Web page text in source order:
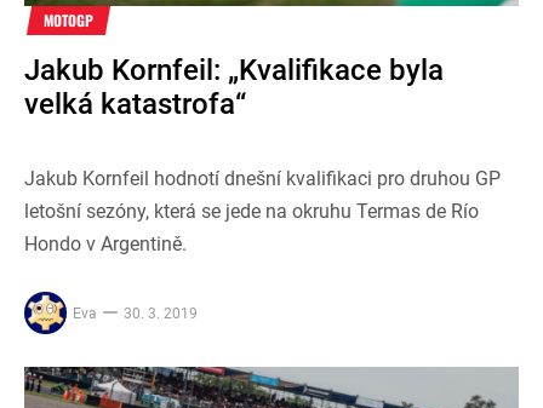
MOTOGP
Jakub Kornfeil: „Kvalifikace byla
velká katastrofa“
Jakub Kornfeil hodnotí dnešní kvalifikaci pro druhou GP
letošní sezóny, která se jede na okruhu Termas de Río
Hondo v Argentině.
Eva 30. 3. 2019